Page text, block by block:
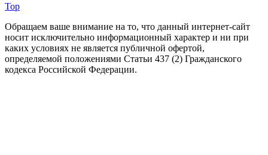
Top
Обращаем ваше внимание на то, что данный интернет-сайт
носит исключительно информационный характер и ни при
каких условиях не является публичной офертой,
определяемой положениями Статьи 437 (2) Гражданского
кодекса Российской Федерации.